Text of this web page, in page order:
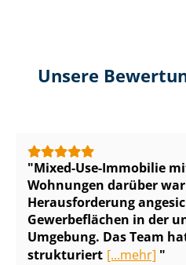
Unsere
Mixed-Use-Immobilie
Wohnungen darüber
Herausforderung
Gewerbeflächen in der
Umgebung. Das Team
strukturiert [...mehr]